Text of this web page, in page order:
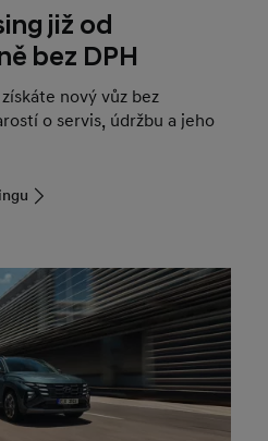
již od
bez DPH
nový vůz bez
o servis, údržbu a jeho